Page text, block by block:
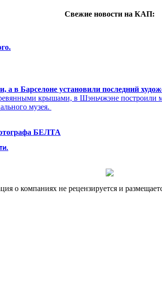
Свежие новости на КАП:
а в Барселоне установили последний
крышами, в Шэньчжэне
музея.
БЕЛТА
компаниях не рецензируется и